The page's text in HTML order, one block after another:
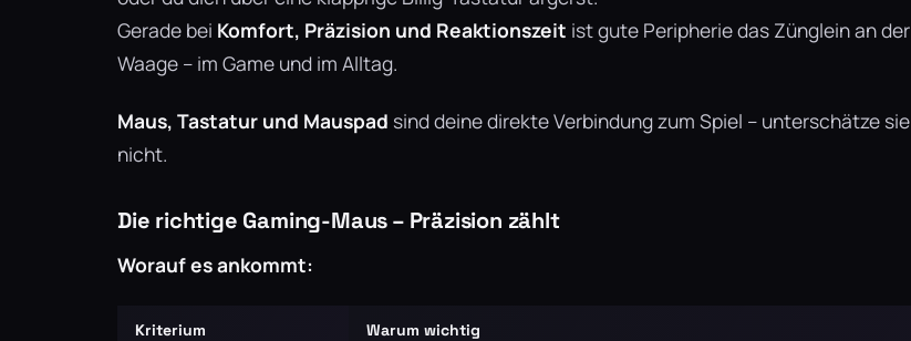
Gerade bei Komfort, Präzision und Reaktionszeit ist gute Peripherie das Zünglein an der
Waage – im Game und im Alltag.
Maus, Tastatur und Mauspad sind deine direkte Verbindung zum Spiel – unterschätze sie
nicht.
Die richtige Gaming-Maus – Präzision zählt
Worauf es ankommt:
Kriterium Warum wichtig